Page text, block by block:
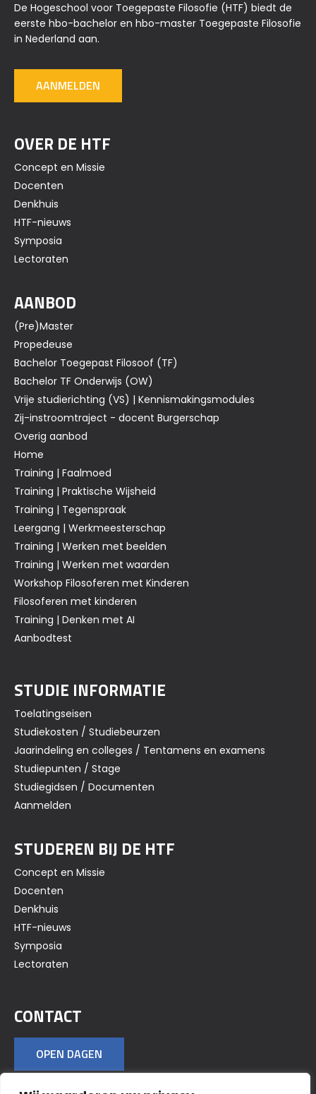
De Hogeschool voor Toegepaste Filosofie (HTF) biedt de
eerste hbo-bachelor en hbo-master Toegepaste Filosofie
in Nederland aan.
AANMELDEN
OVER DE HTF
Concept en Missie
Docenten
Denkhuis
HTF-nieuws
Symposia
Lectoraten
AANBOD
(Pre)Master
Propedeuse
Bachelor Toegepast Filosoof (TF)
Bachelor TF Onderwijs (OW)
Vrije studierichting (VS) | Kennismakingsmodules
Zij-instroomtraject - docent Burgerschap
Overig aanbod
Home
Training | Faalmoed
Training | Praktische Wijsheid
Training | Tegenspraak
Leergang | Werkmeesterschap
Training | Werken met beelden
Training | Werken met waarden
Workshop Filosoferen met Kinderen
Filosoferen met kinderen
Training | Denken met AI
Aanbodtest
STUDIE INFORMATIE
Toelatingseisen
Studiekosten / Studiebeurzen
Jaarindeling en colleges / Tentamens en examens
Studiepunten / Stage
Studiegidsen / Documenten
Aanmelden
STUDEREN BIJ DE HTF
Concept en Missie
Docenten
Denkhuis
HTF-nieuws
Symposia
Lectoraten
CONTACT
OPEN DAGEN